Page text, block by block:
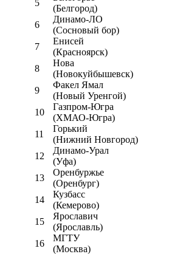
5
(Белгород)
6
Динамо-ЛО
(Сосновый бор)
7
Енисей
(Красноярск)
8
Нова
(Новокуйбышевск)
9
Факел Ямал
(Новый Уренгой)
10
Газпром-Югра
(ХМАО-Югра)
11
Горький
(Нижний Новгород)
12
Динамо-Урал
(Уфа)
13
Оренбуржье
(Оренбург)
14
Кузбасс
(Кемерово)
15
Ярославич
(Ярославль)
16
МГТУ
(Москва)